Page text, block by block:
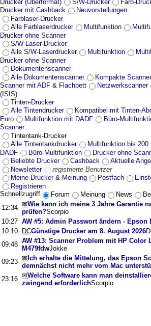
Drucker (Überformat)
S/W-Drucker Farb-
Drucker mit Cashback
Neuvorstellungen
Farblaser-Drucker
Alle Farblaserdrucker
Multifunktion
Drucker ohne Scanner
S/W-Laser-Drucker
Alle S/W-Laserdrucker
Multifunktion
Drucker ohne Scanner
Dokumentenscanner
Alle Dokumentenscanner
Kompakte Scanner
Scanner mit ADF & Flachbett
Netzwerkscanner
(ISIS)
Tinten-Drucker
Alle Tintendrucker
Kompatibel mit Tinten-
Euro
Multifunktion mit DADF Büro-
Scanner
Tintentank-Drucker
Alle Tintentankdrucker
Multifunktion bis 200
DADF
Büro-Multifunktion
Drucker ohne
Beliebte Drucker
Cashback Aktuelle
Newsletter
registrierte Benutzer
Meine Drucker & Meinung
Postfach
Registrieren
Schnellzugriff
Forum Meinung News
12:34 ✉Wie kann ich meine 3 Jahre Garantie
prüfen?Scorpio
10:27 AW #5: Admin Passwort ändern - Epson
10:10
DCGünstige Drucker am 8. August 2026
09:48 AW #13: Scanner Problem mit HP Color
M479fdwJokke
09:23 ✉ Ich erhalte die Mittelung, das Epson
demnächst nicht mehr vom Mac
23:16 ✉Welche Software kann man
zwingend erforderlichScorpio